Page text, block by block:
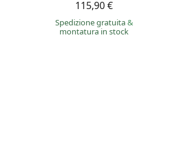
115,90 €
Spedizione gratuita&
montatura in stock